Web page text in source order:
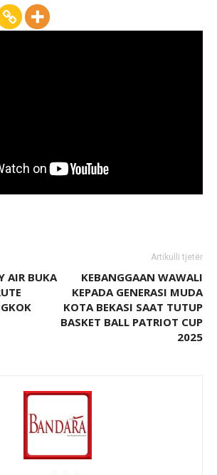
AIR BUKA
Artikulli tjetër
KEBANGGAAN WAWALI
KEPADA GENERASI MUDA
KOTA BEKASI SAAT TUTUP
BASKET BALL PATRIOT CUP
2025